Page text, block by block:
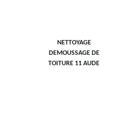
NETTOYAGE
DEMOUSSAGE DE
TOITURE 11 AUDE